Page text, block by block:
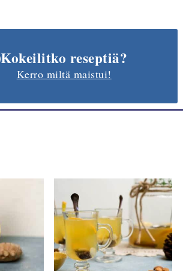
Kokeilitko reseptiä?
Kerro miltä maistui!